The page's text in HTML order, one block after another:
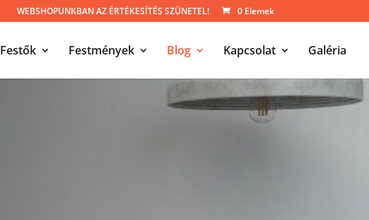
WEBSHOPUNKBAN AZ ÉRTÉKESÍTÉS SZÜNETEL! 0 Elemek
Festők Festmények Blog Kapcsolat Galéria